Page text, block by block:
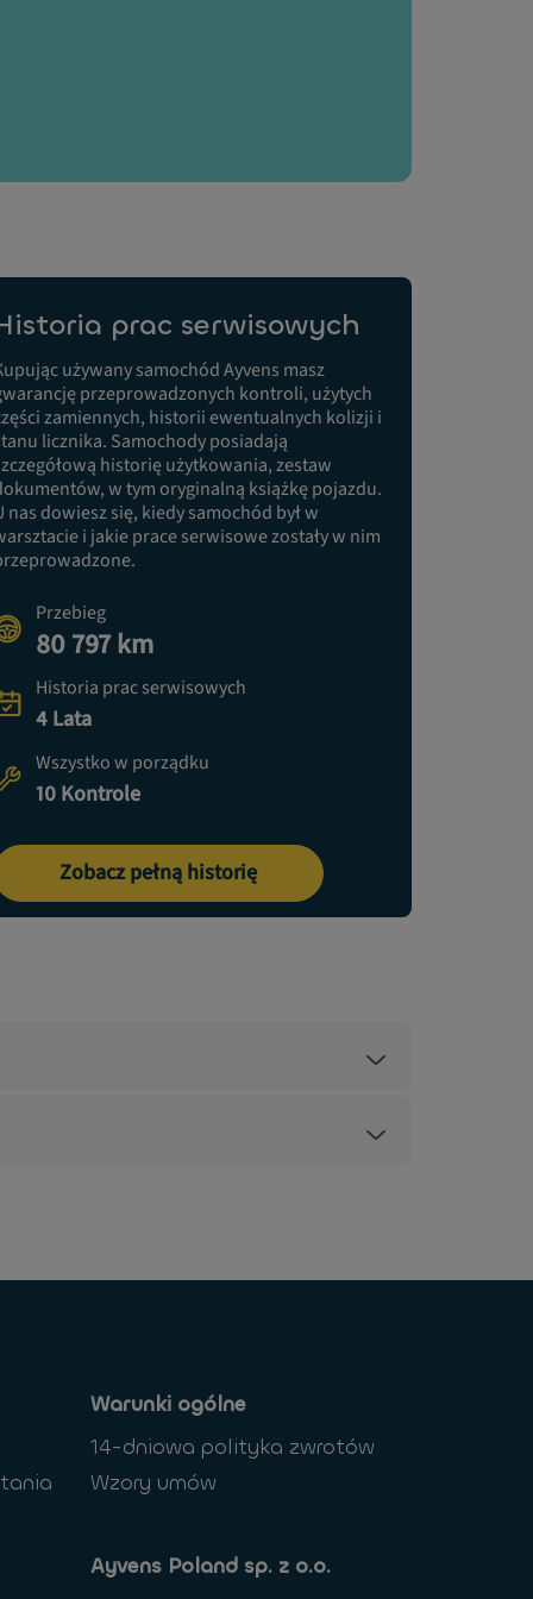
prac serwisowych
używany samochód Ayvens masz
przeprowadzonych kontroli, użytych
zamiennych, historii ewentualnych kolizji i
licznika. Samochody posiadają
historię użytkowania, zestaw
w tym oryginalną książkę pojazdu.
nas dowiesz się, kiedy samochód był w
i jakie prace serwisowe zostały w nim
Przebieg
80 797 km
Historia prac serwisowych
4 Lata
Wszystko w porządku
10 Kontrole
Zobacz pełną historię
Warunki ogólne
14-dniowa polityka zwrotów
Wzory umów
Ayvens Poland sp. z o.o.